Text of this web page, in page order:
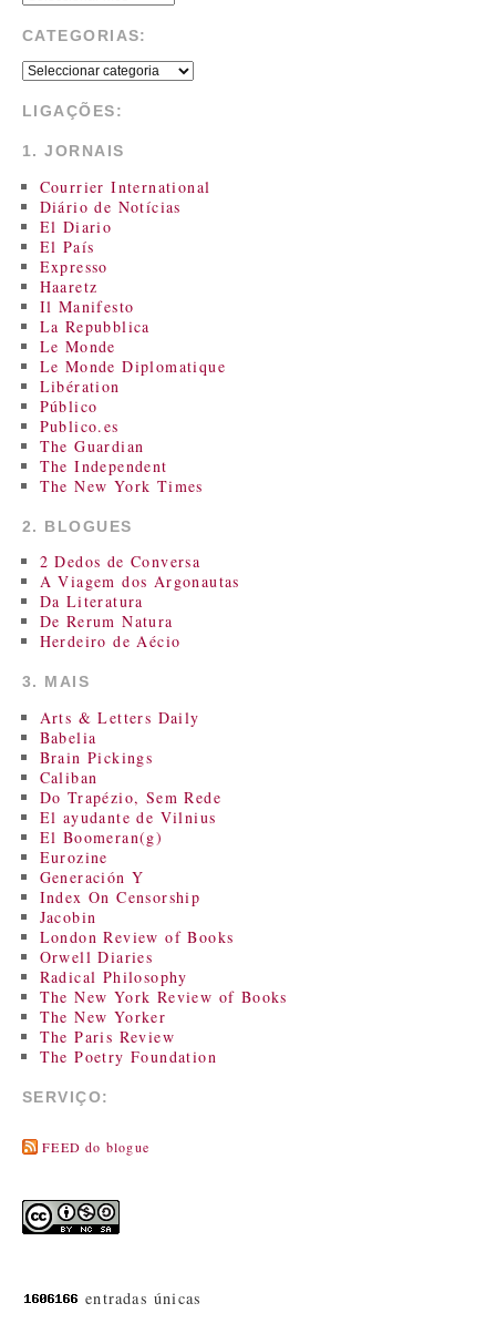
CATEGORIAS:
LIGAÇÕES:
1. JORNAIS
Courrier International
Diário de Notícias
El Diario
El País
Expresso
Haaretz
Il Manifesto
La Repubblica
Le Monde
Le Monde Diplomatique
Libération
Público
Publico.es
The Guardian
The Independent
The New York Times
2. BLOGUES
2 Dedos de Conversa
A Viagem dos Argonautas
Da Literatura
De Rerum Natura
Herdeiro de Aécio
3. MAIS
Arts & Letters Daily
Babelia
Brain Pickings
Caliban
Do Trapézio, Sem Rede
El ayudante de Vilnius
El Boomeran(g)
Eurozine
Generación Y
Index On Censorship
Jacobin
London Review of Books
Orwell Diaries
Radical Philosophy
The New York Review of Books
The New Yorker
The Paris Review
The Poetry Foundation
SERVIÇO:
FEED do blogue
entradas únicas